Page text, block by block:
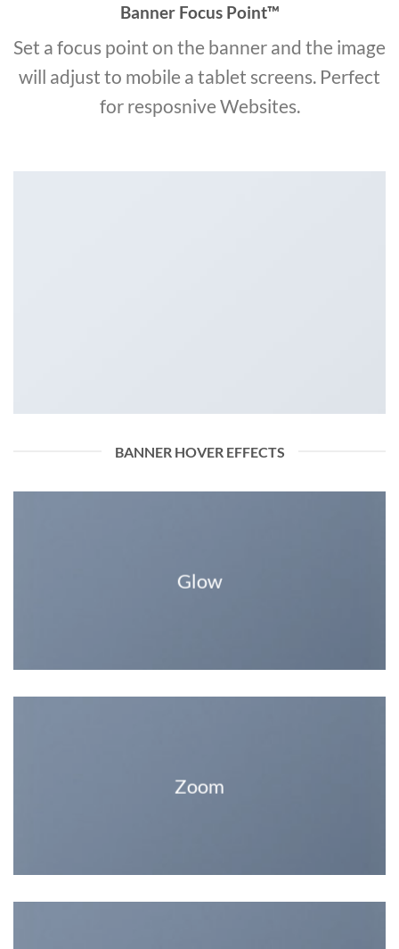
Banner Focus Point™
Set a focus point on the banner and the image
will adjust to mobile a tablet screens. Perfect
for resposnive Websites.
BANNER HOVER EFFECTS
Glow
Zoom